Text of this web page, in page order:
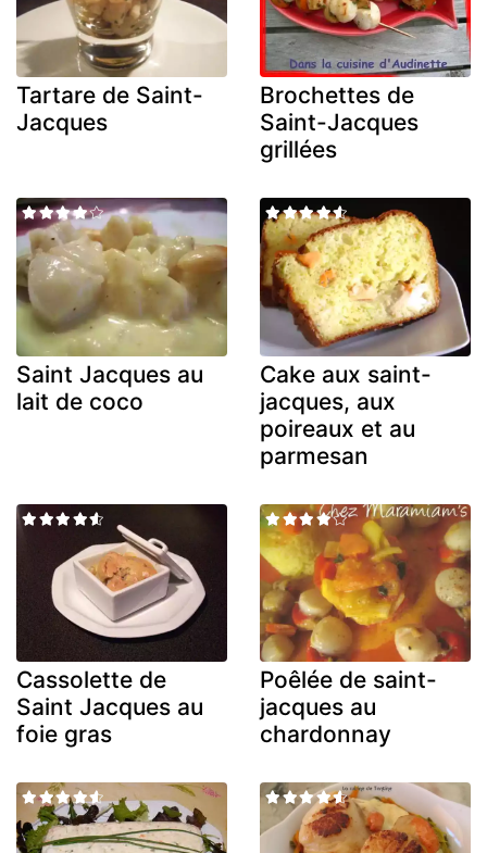
Tartare de Saint-
Jacques
Brochettes de
Saint-Jacques
grillées
Saint Jacques au
lait de coco
Cake aux saint-
jacques, aux
poireaux et au
parmesan
Cassolette de
Saint Jacques au
foie gras
Poêlée de saint-
jacques au
chardonnay